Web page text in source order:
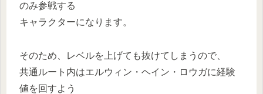
のみ参戦する
キャラクターになります。
そのため、レベルを上げても抜けてしまうので、
共通ルート内はエルウィン・ヘイン・ロウガに経験
値を回すよう